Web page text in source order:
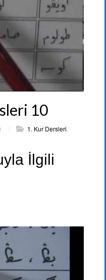
10
/ 1. Kur Dersleri,
İlgili